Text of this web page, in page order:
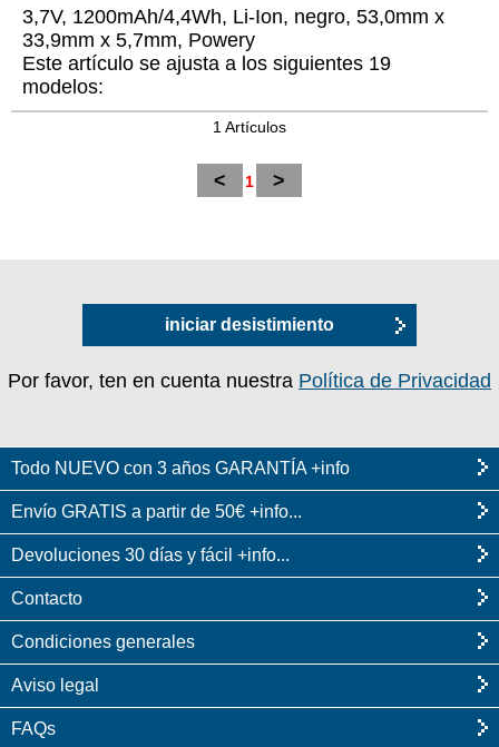
3,7V, 1200mAh/4,4Wh, Li-Ion, negro, 53,0mm x
33,9mm x 5,7mm, Powery
Este artículo se ajusta a los siguientes 19
modelos:
1 Artículos
< 1 >
iniciar desistimiento
Por favor, ten en cuenta nuestra Política de Privacidad
Todo NUEVO con 3 años GARANTÍA +info
Envío GRATIS a partir de 50€ +info...
Devoluciones 30 días y fácil +info...
Contacto
Condiciones generales
Aviso legal
FAQs